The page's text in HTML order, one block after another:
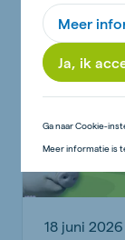
nieuws
18 juni
Meer
Ja, ik
Ga naar Cookie-
Meer informatie is